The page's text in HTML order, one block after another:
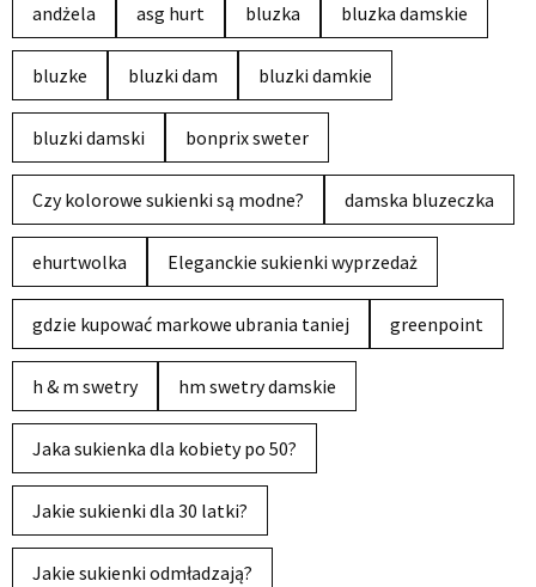
andżela asg hurt bluzka bluzka damskie
bluzke bluzki dam bluzki damkie
bluzki damski bonprix sweter
Czy kolorowe sukienki są modne? damska bluzeczka
ehurtwolka Eleganckie sukienki wyprzedaż
gdzie kupować markowe ubrania taniej greenpoint
h & m swetry hm swetry damskie
Jaka sukienka dla kobiety po 50?
Jakie sukienki dla 30 latki?
Jakie sukienki odmładzają?